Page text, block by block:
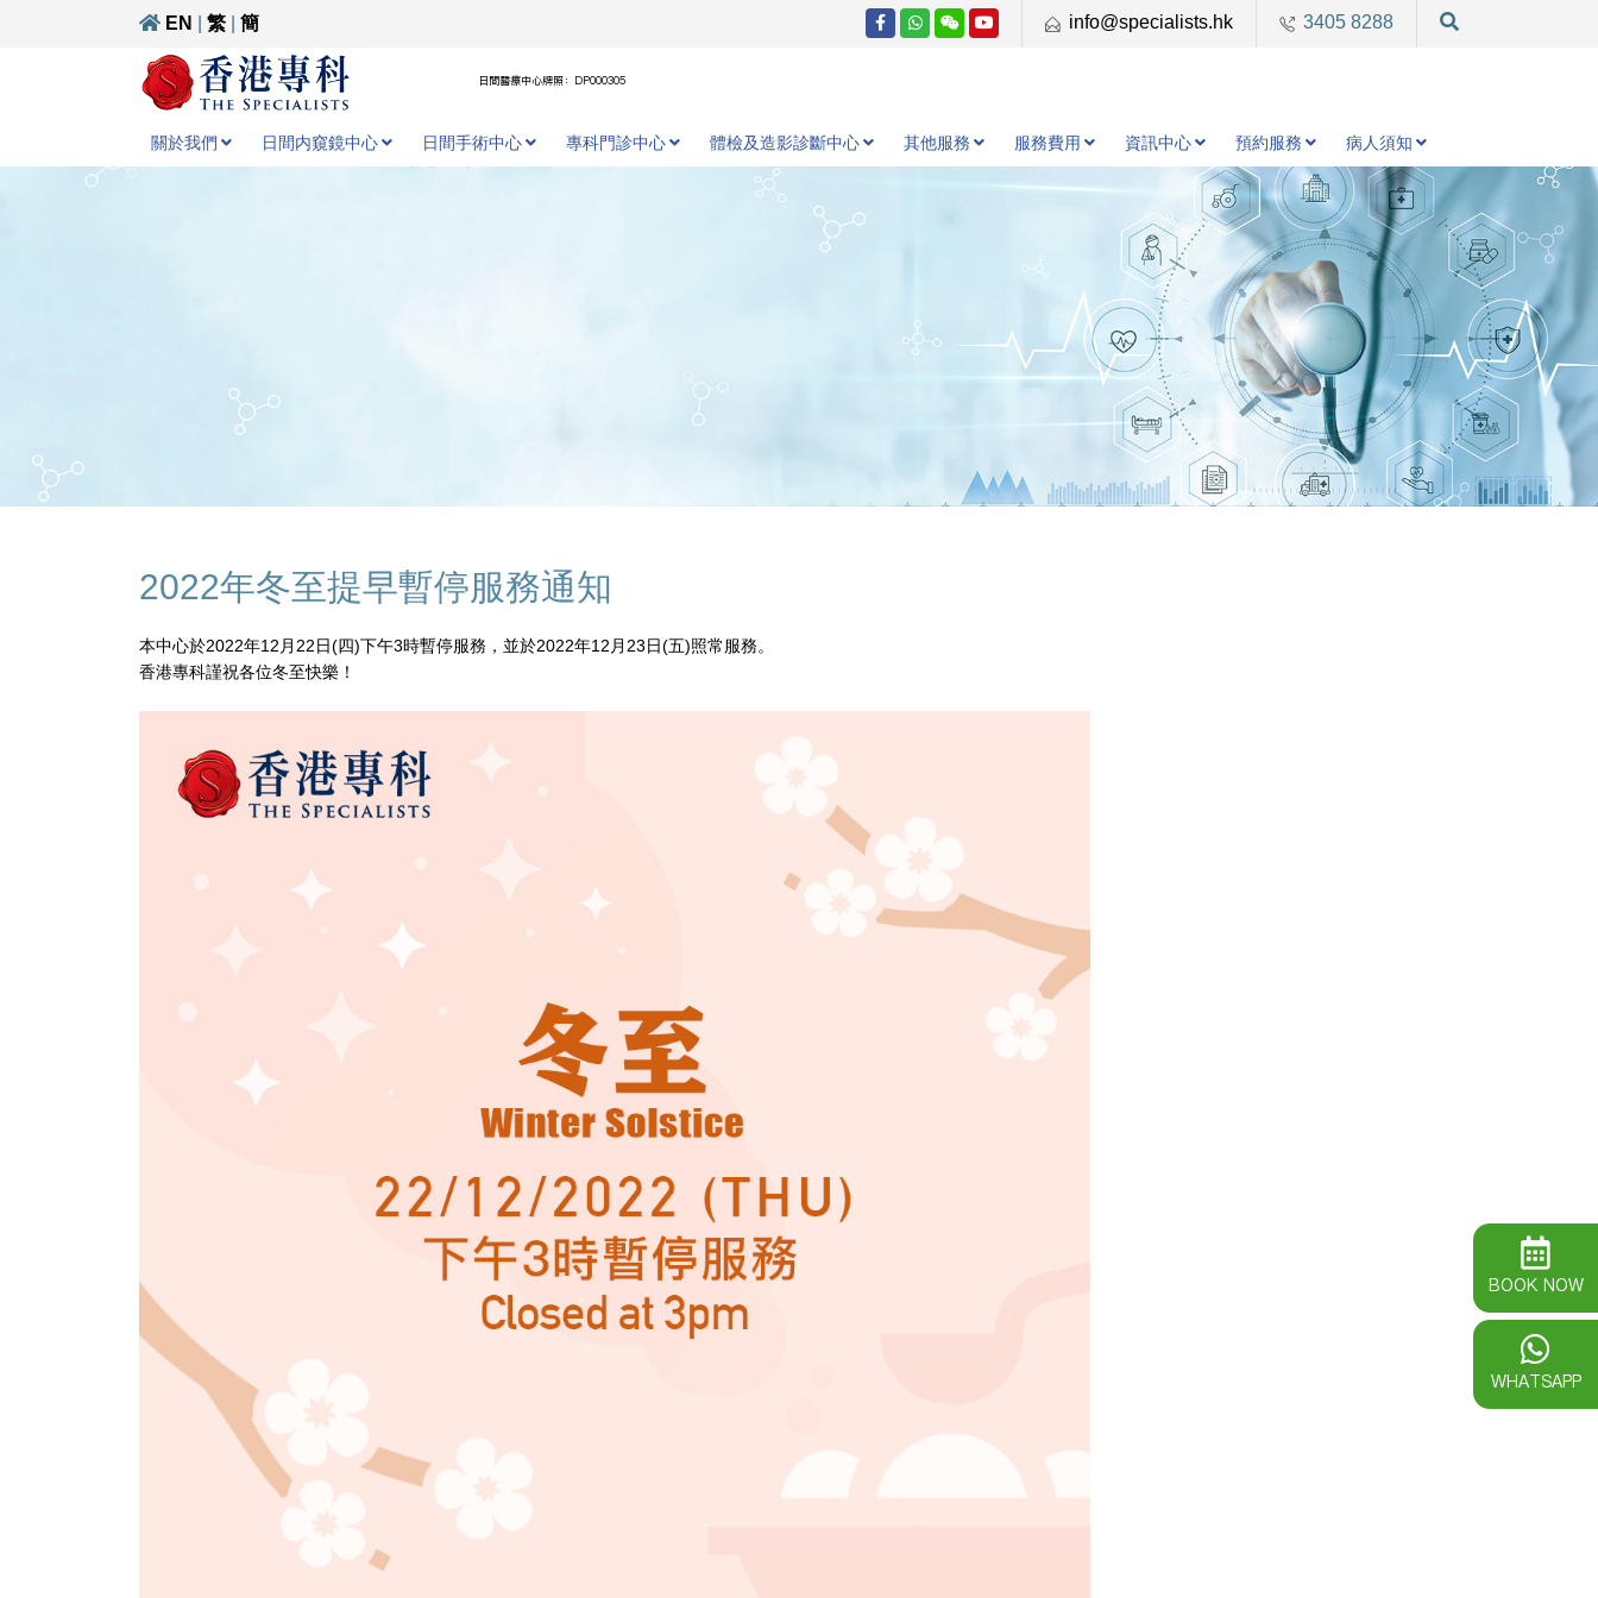
EN 繁 簡 info@specialists.hk 3405 8288
日間醫療中心牌照：DP000305
關於我們 日間内窺鏡中心 日間手術中心 專科門診中心 體檢及造影診斷中心 其他服務 服務費用 資訊中心 預約服務 病人須知
2022年冬至提早暫停服務通知
本中心於2022年12月22日(四)下午3時暫停服務，並於2022年12月23日(五)照常服務。
香港專科謹祝各位冬至快樂！
BOOK NOW
WHATSAPP